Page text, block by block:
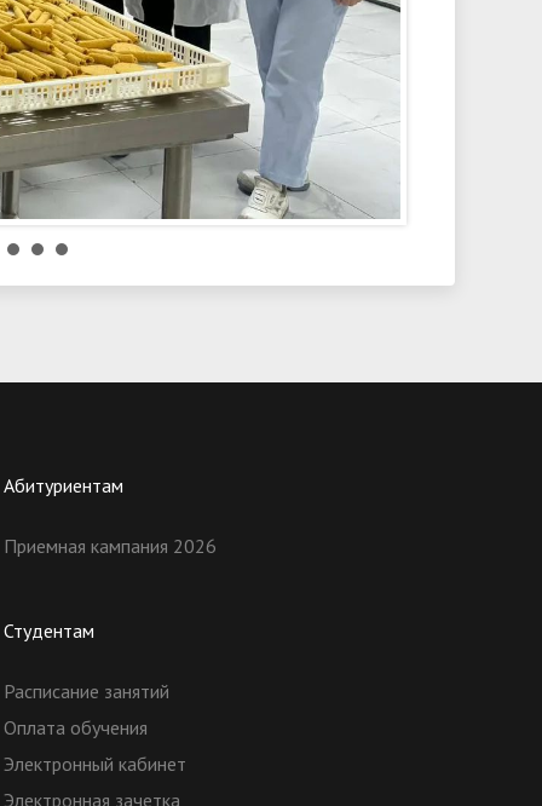
Абитуриентам
Приемная кампания 2026
Студентам
Расписание занятий
Оплата обучения
Электронный кабинет
Электронная зачетка